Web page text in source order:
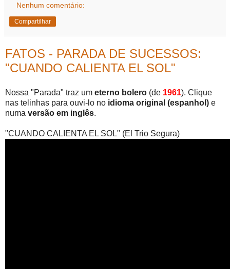
Nenhum comentário:
Compartilhar
FATOS - PARADA DE SUCESSOS:
"CUANDO CALIENTA EL SOL"
Nossa "Parada" traz um eterno bolero (de 1961). Clique
nas telinhas para ouvi-lo no idioma original (espanhol) e
numa versão em inglês.
"CUANDO CALIENTA EL SOL" (El Trio Segura)